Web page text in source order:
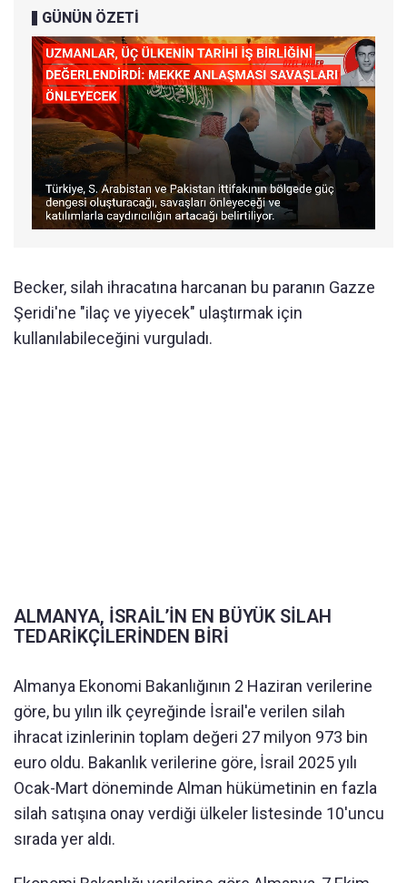
GÜNÜN ÖZETİ
Becker, silah ihracatına harcanan bu paranın Gazze
Şeridi'ne "ilaç ve yiyecek" ulaştırmak için
kullanılabileceğini vurguladı.
ALMANYA, İSRAİL’İN EN BÜYÜK SİLAH
TEDARİKÇİLERİNDEN BİRİ
Almanya Ekonomi Bakanlığının 2 Haziran verilerine
göre, bu yılın ilk çeyreğinde İsrail'e verilen silah
ihracat izinlerinin toplam değeri 27 milyon 973 bin
euro oldu. Bakanlık verilerine göre, İsrail 2025 yılı
Ocak-Mart döneminde Alman hükümetinin en fazla
silah satışına onay verdiği ülkeler listesinde 10'uncu
sırada yer aldı.